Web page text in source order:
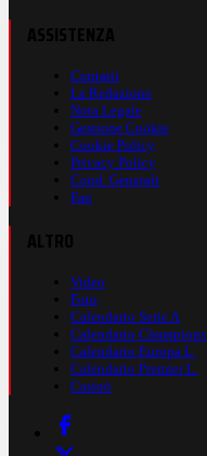
Contatti
La Redazione
Nota Legale
Gestione Cookie
Cookie Policy
Privacy Policy
Cond. Generali
Faq
Video
Foto
Calendario Serie A
Calendario Champions
Calendario Europa L.
Calendario Premier L.
Casinò